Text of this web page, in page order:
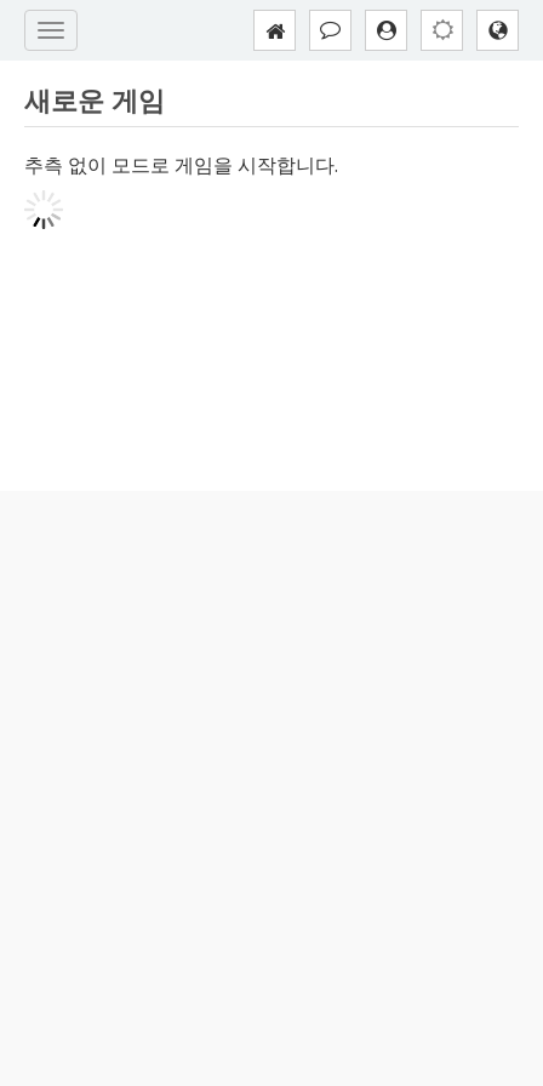
새로운 게임
추측 없이 모드로 게임을 시작합니다.